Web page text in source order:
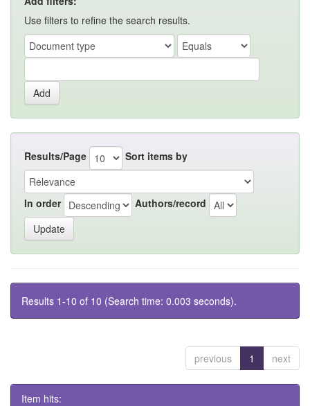
Use filters to refine the search results.
Results/Page Sort items by
In order Authors/record
Results 1-10 of 10 (Search time: 0.003 seconds).
previous 1 next
Item hits: